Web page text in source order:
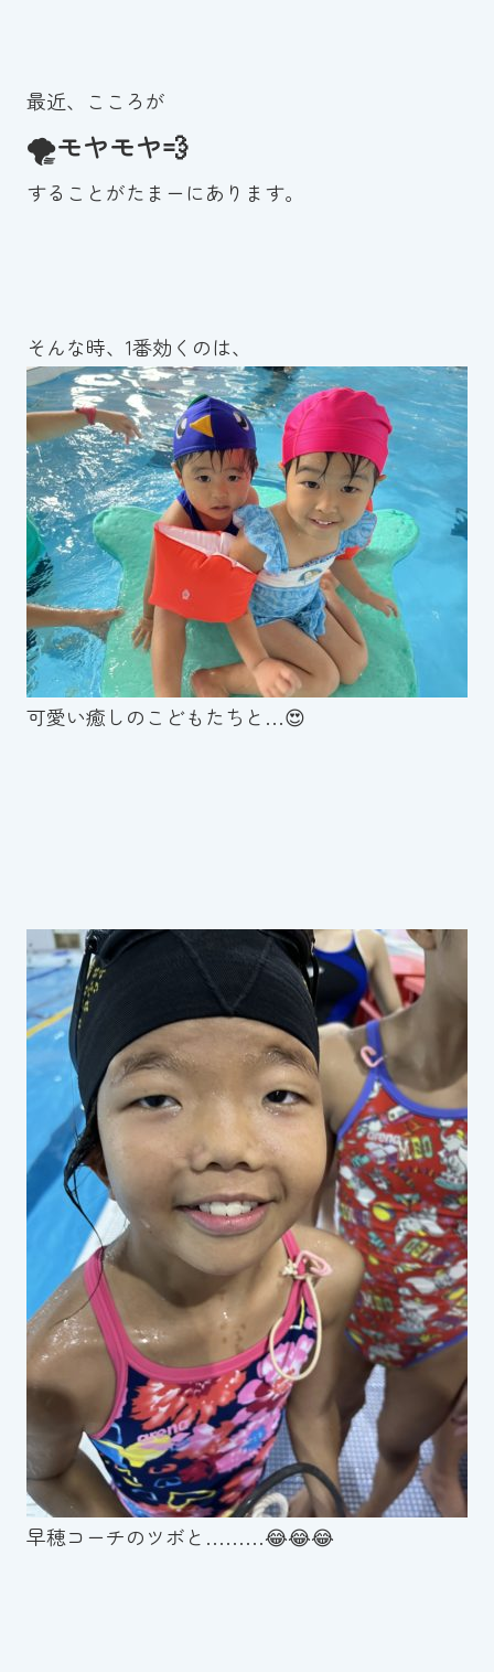
最近、こころが
🌪モヤモヤ💨
することがたまーにあります。
そんな時、1番効くのは、
可愛い癒しのこどもたちと…😍
早穂コーチのツボと………😂😂😂